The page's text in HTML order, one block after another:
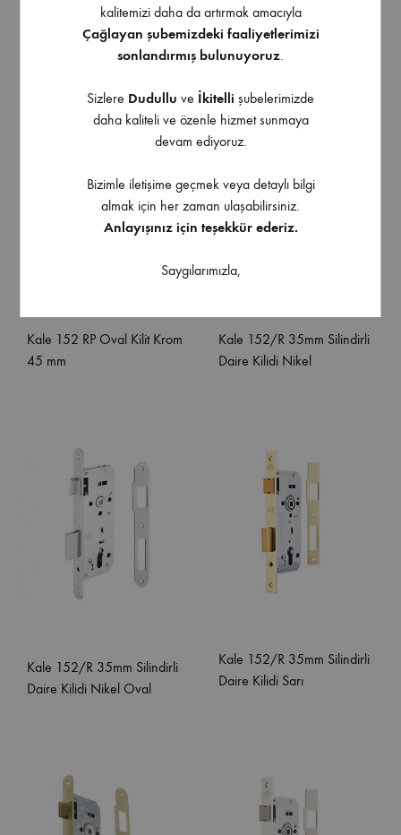
Kale 151 İç Kapı Gömme
Kilidi Sarı Oval 35mm
Kale 151 İç Kapı Gömme
Kilidi Sarı Oval 40mm
Kale 152 RP Oval Kilit Krom
45 mm
Kale 152/R 35mm Silindirli
Daire Kilidi Nikel
Kale 152/R 35mm Silindirli
Daire Kilidi Nikel Oval
Kale 152/R 35mm Silindirli
Daire Kilidi Sarı
kalitemizi daha da artırmak amacıyla
Çağlayan şubemizdeki faaliyetlerimizi
sonlandırmış bulunuyoruz.
Sizlere Dudullu ve İkitelli şubelerimizde
daha kaliteli ve özenle hizmet sunmaya
devam ediyoruz.
Bizimle iletişime geçmek veya detaylı bilgi
almak için her zaman ulaşabilirsiniz.
Anlayışınız için teşekkür ederiz.
Saygılarımızla,